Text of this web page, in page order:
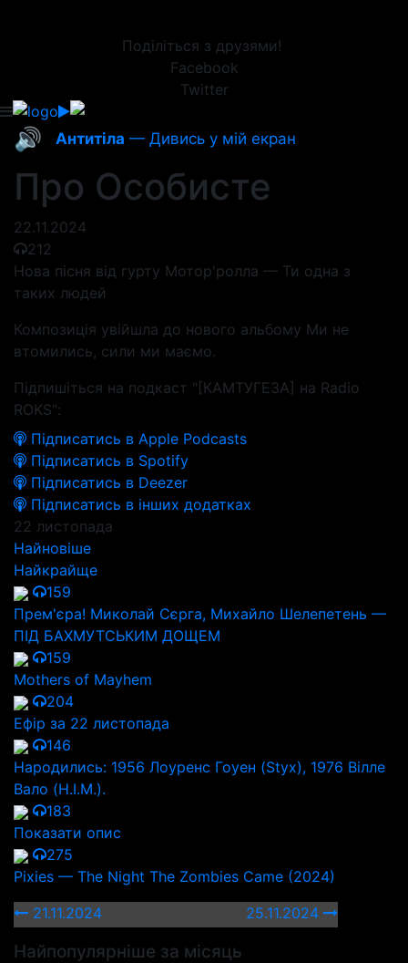
Поділіться з друзями!
Facebook
Twitter
🔊 Антитіла — Дивись у мій екран
Про Особисте
22.11.2024
212
Нова пісня від гурту Мотор'ролла — Ти одна з
таких людей
Композиція увійшла до нового альбому Ми не
втомились, сили ми маємо.
Підпишіться на подкаст "[КАМТУГЕЗА] на Radio
ROKS":
Підписатись в Apple Podcasts
Підписатись в Spotify
Підписатись в Deezer
Підписатись в інших додатках
22 листопада
Найновіше
Найкрайще
159
Прем'єра! Миколай Сєрга, Михайло Шелепетень —
ПІД БАХМУТСЬКИМ ДОЩЕМ
159
Mothers of Mayhem
204
Ефір за 22 листопада
146
Народились: 1956 Лоуренс Гоуен (Styx), 1976 Вілле
Вало (H.I.M.).
183
Показати опис
275
Pixies — The Night The Zombies Came (2024)
21.11.2024
25.11.2024
Найпопулярніше за місяць